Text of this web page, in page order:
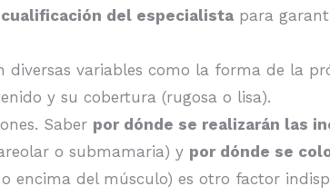
del especialista para
diversas variables como la forma de la
y su cobertura (rugosa o lisa).
Saber por dónde se realizarán las
o submamaria) y por dónde se
encima del músculo) es otro factor